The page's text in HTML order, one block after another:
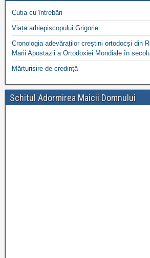
Cutia cu întrebări
Viața arhiepiscopului Grigorie
Cronologia adevăraților creștini ortodocși din
Marii Apostazii a Ortodoxiei Mondiale în
Mărturisire de credință
Schitul Adormirea Maicii Domnului